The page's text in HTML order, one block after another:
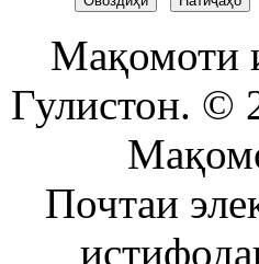
Мақомоти
Гулистон. ©
Почтаи